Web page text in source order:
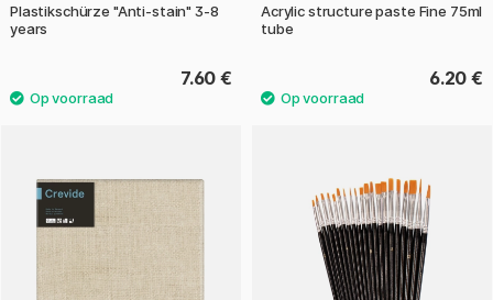
Plastikschürze "Anti-stain" 3-8
years
7.60 €
Acrylic structure paste Fine 75ml
tube
6.20 €